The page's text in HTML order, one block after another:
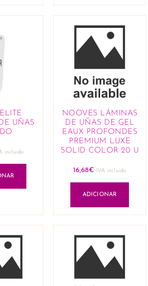
UÑAS
incluido
NOOVES LÁMINAS
DE UÑAS DE GEL
EAUX PROFONDES
PREMIUM LUXE
SOLID COLOR 20 U
16,68€ IVA incluido
ADICIONAR